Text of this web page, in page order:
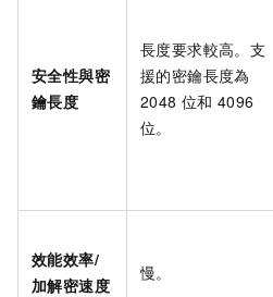
安全性與密
鑰長度
長度要求較高。支
援的密鑰長度為
2048 位和 4096
位。
效能效率/
加解密速度
慢。